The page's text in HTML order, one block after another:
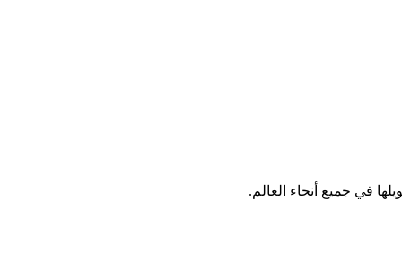
في جميع أنحاء العالم.